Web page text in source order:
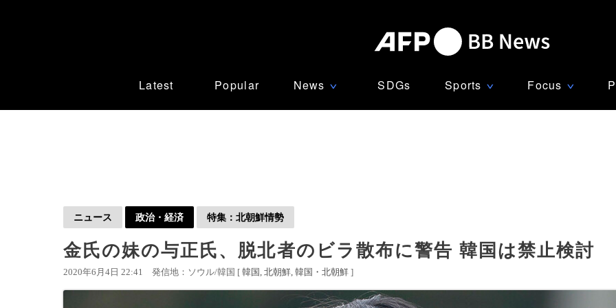
Latest Popular News ∨ SDGs Sports ∨ Focus ∨
ニュース 政治・経済 特集：北朝鮮情勢
金氏の妹の与正氏、脱北者のビラ散布に警告 韓国は禁止検討
2020年6月4日 22:41 発信地：ソウル/韓国 [ 韓国 北朝鮮 韓国・北朝鮮 ]